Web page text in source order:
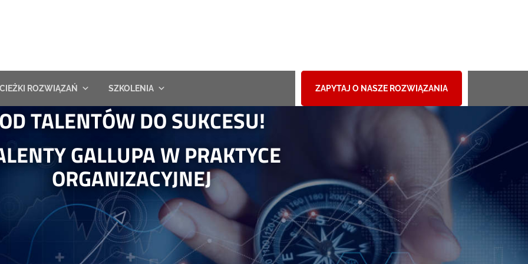
ROZWIĄZAŃ SZKOLENIA ZAPYTAJ O NASZE ROZWIĄZANIA
OD TALENTÓW DO SUKCESU!
GALLUPA W PRAKTYCE
ORGANIZACYJNEJ